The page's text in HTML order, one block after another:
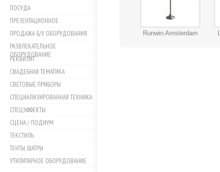
ПОСУДА
ПРЕЗЕНТАЦИОННОЕ
ПРОДАЖА Б/У ОБОРУДОВАНИЯ
РАЗВЛЕКАТЕЛЬНОЕ
ОБОРУДОВАНИЕ
РЕКВИЗИТ
СВАДЕБНАЯ ТЕМАТИКА
СВЕТОВЫЕ ПРИБОРЫ
СПЕЦИАЛИЗИРОВАННАЯ ТЕХНИКА
СПЕЦЭФФЕКТЫ
СЦЕНА / ПОДИУМ
ТЕКСТИЛЬ
ТЕНТЫ, ШАТРЫ
УТИЛИТАРНОЕ ОБОРУДОВАНИЕ
Runwin Amsterdam